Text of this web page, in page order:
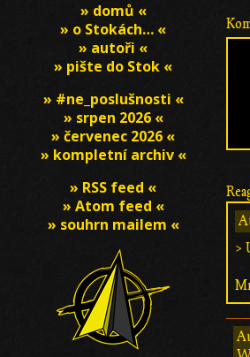
>
» domů «
» o Stokách… «
» autoři «
» pište do Stok «
» #ne_poslušnosti «
» srpen 2026 «
» červenec 2026 «
» kompletní archiv «
» RSS feed «
» Atom feed «
» souhrn mailem «